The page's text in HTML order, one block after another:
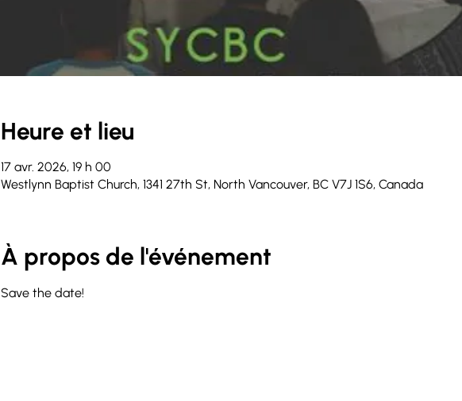
Heure et lieu
17 avr. 2026, 19 h 00
Westlynn Baptist Church, 1341 27th St, North Vancouver, BC V7J 1S6, Canada
À propos de l'événement
Save the date!